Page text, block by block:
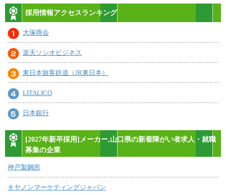
採用情報アクセスランキング
大塚商会
楽天ソシオビジネス
東日本旅客鉄道（JR東日本）
LITALICO
日本銀行
[2027年新卒採用]メーカー,山口県の新着障がい者求人・就職
募集の企業
神戸製鋼所
キヤノンマーケティングジャパン